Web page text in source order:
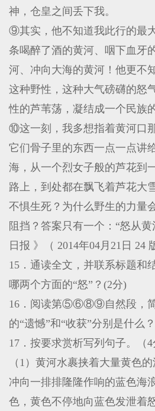
神，仓皇之间丢下我。
⑨其实，他不知道我此行的最
条喝醉了酒的黄河、咽下血牙
河、冲向大海的黄河！他更不
这种野性，这种大气磅礴的怒
性的芦苇荡，凝结成一个民
⑩这一刻，我多想指着黄河口
它们骨子里的东西一点一点讲
海，从一个烈女子般的芦花到
路上，到处都在飘飞着芦花大
不惧生死？为什么野生的力量
阻挡？答案只有一个：“怒
日报 》（ 2014年04月21日 24
15．通读全文，并联系标题和
哪两个方面的“怒”？(2分)
16．阅读第⑤⑥⑧⑨自然段，
的“遗憾”和“收获”分别是什么
17．按要求赏析写列句子。（4
（1）黄河水裹挟着大量黄色
冲向一排排隆隆作响的蓝色海
色，黄色不停地向蓝色发泄着